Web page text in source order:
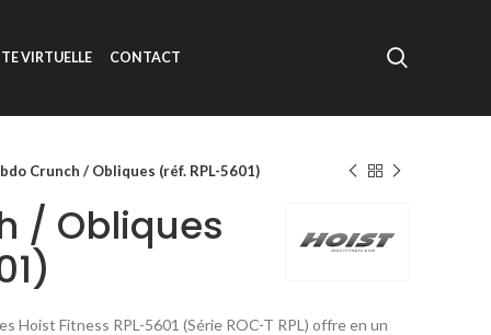
VIRTUELLE CONTACT
Crunch / Obliques (réf. RPL-5601)
/ Obliques
Hoist Fitness RPL-5601 (Série ROC-T RPL) offre en un